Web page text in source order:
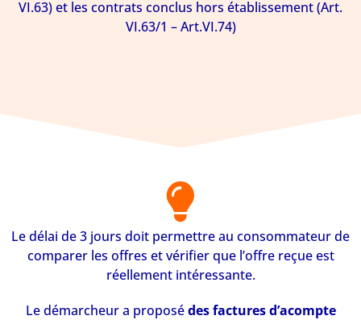
VI.63) et les contrats conclus hors établissement (Art.
VI.63/1 – Art.VI.74)
Le délai de 3 jours doit permettre au consommateur de
comparer les offres et vérifier que l’offre reçue est
réellement intéressante.
Le démarcheur a proposédes factures d’acompte